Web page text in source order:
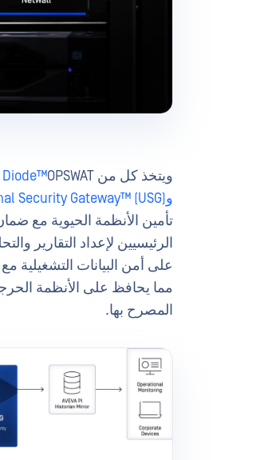
ويتخذ كل من Diode™OPSWATالصمام الثنائي للبيانات منOPSWAT)
وUnidirectional Security Gateway™ (USG)
الرئيسيين لإعداد التقارير
على أمن البيانات التشغيلية
مما يحافظ على الأنظمة
المصرح بها.